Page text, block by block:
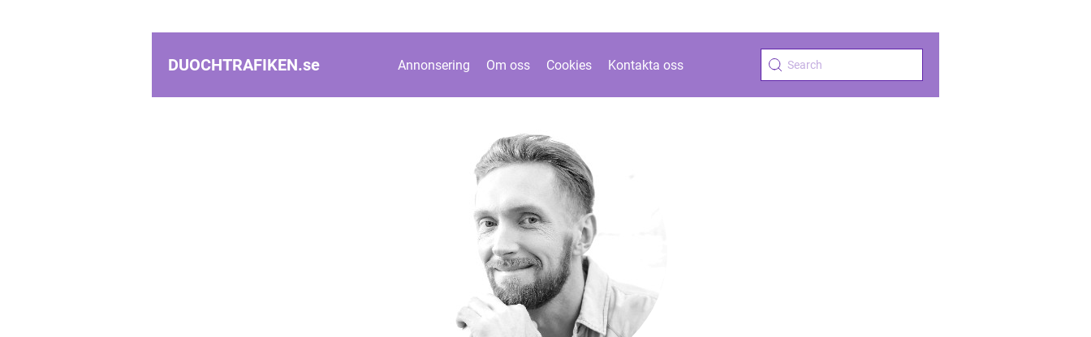
DUOCHTRAFIKEN.se Annonsering Om oss Cookies Kontakta oss